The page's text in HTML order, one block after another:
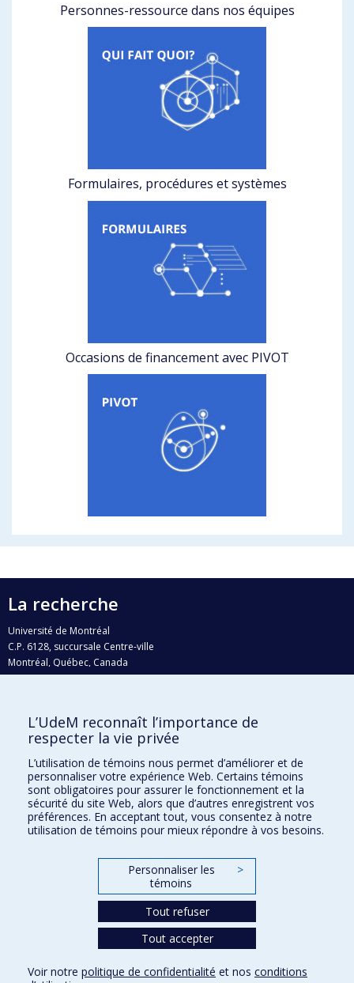
Personnes-ressource dans nos équipes
Formulaires, procédures et systèmes
Occasions de financement avec PIVOT
La recherche
Université de Montréal
C.P. 6128, succursale Centre-ville
Montréal, Québec, Canada
H3C 3J7
Qui fait quoi?
Nous trouver
Plan du site
Accessibilité
L’UdeM reconnaît l’importance de
respecter la vie privée
L’utilisation de témoins nous permet d’améliorer et de
personnaliser votre expérience Web. Certains témoins
sont obligatoires pour assurer le fonctionnement et la
sécurité du site Web, alors que d’autres enregistrent vos
préférences. En acceptant tout, vous consentez à notre
utilisation de témoins pour mieux répondre à vos besoins.
Personnaliser les
témoins
>
Tout refuser
Tout accepter
Voir notre politique de confidentialité et nos conditions